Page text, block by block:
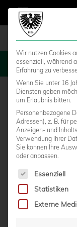
Wir nutzen Cookies
essenziell, während
Erfahrung zu
Wenn Sie unter 16
Diensten geben
um Erlaubnis bitten.
Personenbezogene
Adressen), z. B. für
Anzeigen- und
Verwendung Ihrer
Sie können Ihre
oder anpassen.
Es folgt eine
Essenziell
Statistiken
Externe